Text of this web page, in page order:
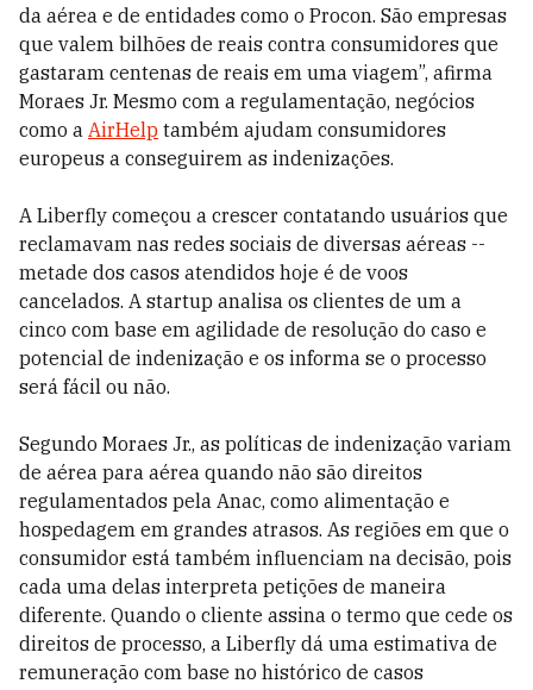
da aérea e de entidades como o Procon. São empresas
que valem bilhões de reais contra consumidores que
gastaram centenas de reais em uma viagem”, afirma
Moraes Jr. Mesmo com a regulamentação, negócios
como a AirHelp também ajudam consumidores
europeus a conseguirem as indenizações.
A Liberfly começou a crescer contatando usuários que
reclamavam nas redes sociais de diversas aéreas --
metade dos casos atendidos hoje é de voos
cancelados. A startup analisa os clientes de um a
cinco com base em agilidade de resolução do caso e
potencial de indenização e os informa se o processo
será fácil ou não.
Segundo Moraes Jr., as políticas de indenização variam
de aérea para aérea quando não são direitos
regulamentados pela Anac, como alimentação e
hospedagem em grandes atrasos. As regiões em que o
consumidor está também influenciam na decisão, pois
cada uma delas interpreta petições de maneira
diferente. Quando o cliente assina o termo que cede os
direitos de processo, a Liberfly dá uma estimativa de
remuneração com base no histórico de casos